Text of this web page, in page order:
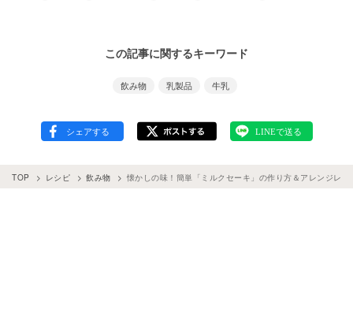
この記事に関するキーワード
飲み物 乳製品 牛乳
TOP レシピ 飲み物 懐かしの味！簡単「ミルクセーキ」の作り方＆アレンジレシ